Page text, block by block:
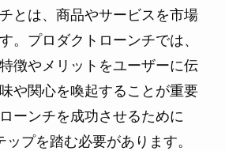
とは、商品やサービスを市場
。プロダクトローンチでは、
徴やメリットをユーザーに伝
や関心を喚起することが重要
ーンチを成功させるために
プを踏む必要があります。